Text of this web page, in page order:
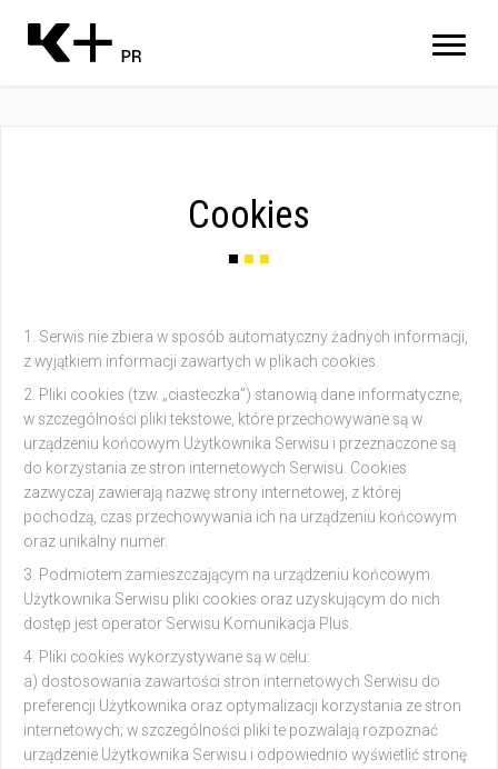
Cookies
Serwis nie zbiera w sposób automatyczny żadnych informacji,
z wyjątkiem informacji zawartych w plikach cookies.
Pliki cookies (tzw. „ciasteczka”) stanowią dane informatyczne,
w szczególności pliki tekstowe, które przechowywane są w
urządzeniu końcowym Użytkownika Serwisu i przeznaczone są
do korzystania ze stron internetowych Serwisu. Cookies
zazwyczaj zawierają nazwę strony internetowej, z której
pochodzą, czas przechowywania ich na urządzeniu końcowym
oraz unikalny numer.
Podmiotem zamieszczającym na urządzeniu końcowym
Użytkownika Serwisu pliki cookies oraz uzyskującym do nich
dostęp jest operator Serwisu Komunikacja Plus.
Pliki cookies wykorzystywane są w celu:
a) dostosowania zawartości stron internetowych Serwisu do
preferencji Użytkownika oraz optymalizacji korzystania ze stron
internetowych; w szczególności pliki te pozwalają rozpoznać
urządzenie Użytkownika Serwisu i odpowiednio wyświetlić stronę